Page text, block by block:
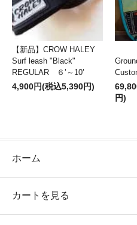
【新品】CROW HALEY
Surf leash "Black"
REGULAR ６’～10’
4,900円(税込5,390円)
円)
ホーム
カートを見る